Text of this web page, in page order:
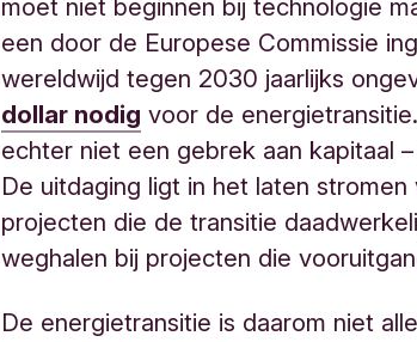
moet niet beginnen bij technologie
een door de Europese Commissie
wereldwijd tegen 2030 jaarlijks
dollar nodig voor de
echter niet een gebrek aan kapitaal
De uitdaging ligt in het laten
projecten die de transitie
weghalen bij projecten die
De energietransitie is daarom niet